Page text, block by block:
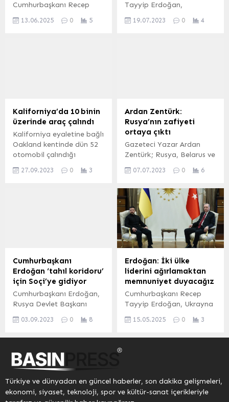
Cumhurbaşkanı Recep
İran’a düzenlediği
13.06.2025 0 5
Tayyip Erdoğan,
tamamlamasının ardından
Cumhurbaşkanı Erdoğan’ı,
Hamad Uluslararası
Havalimanı’nda, Katar
Başbakan Yardımcısı ve
Savunma Bakanı Halid bin
Muhammed Al Atiyye,
Türkiye’nin Doha
Mustafa...
19.07.2023 0 4
Kaliforniya’da 10 binin
üzerinde araç çalındı
Kaliforniya eyaletine bağlı
Oakland kentinde dün 52
otomobil çalındığı
salgınıyla karşı karşıya
Türk’ün öldürüldüğü
Oakland’da, dün 52
otomobil hırsızlığı
bildirildiği açıklandı....
27.09.2023 0 3
Ardan Zentürk:
Rusya’nın zafiyeti
ortaya çıktı
Gazeteci Yazar Ardan
Zentürk; Rusya, Belarus ve
Rusya’daki kargaşa
yorumladı. Zentürk
Wagner isyanının,
Rusya’nın Wagner’e
alternatif bir yapı
arayışında olmasından
kaynaklanabileceğini
belirtti. Herkes Duysun /
BURSA (İGFA) – Bir yıldan
uzun süredir devam eden
Ukrayna savaşı sebebiyle
gündemi sık sık işgal eden
Rusya, geçtiğimiz...
07.07.2023 0 6
Cumhurbaşkanı
Erdoğan ‘tahıl koridoru’
için Soçi’ye gidiyor
Cumhurbaşkanı Erdoğan,
Rusya Devlet Başkanı
Eylül Pazartesi günü
anlaşmasının da
geleceğini ele alacak.
Cumhurbaşkanı Recep
Tayyip Erdoğan ve Rusya
03.09.2023 0 8
Erdoğan: İki ülke
liderini ağırlamaktan
memnuniyet duyacağız
Cumhurbaşkanı Recep
Tayyip Erdoğan, Ukrayna
Zelenskiy ile
tesisi için ev sahibi olarak,
hazır olduklarında iki ülke
15.05.2025 0 3
Türkiye ve dünyadan en güncel haberler, son dakika gelişmeleri,
ekonomi, siyaset, teknoloji, spor ve kültür-sanat içerikleriyle